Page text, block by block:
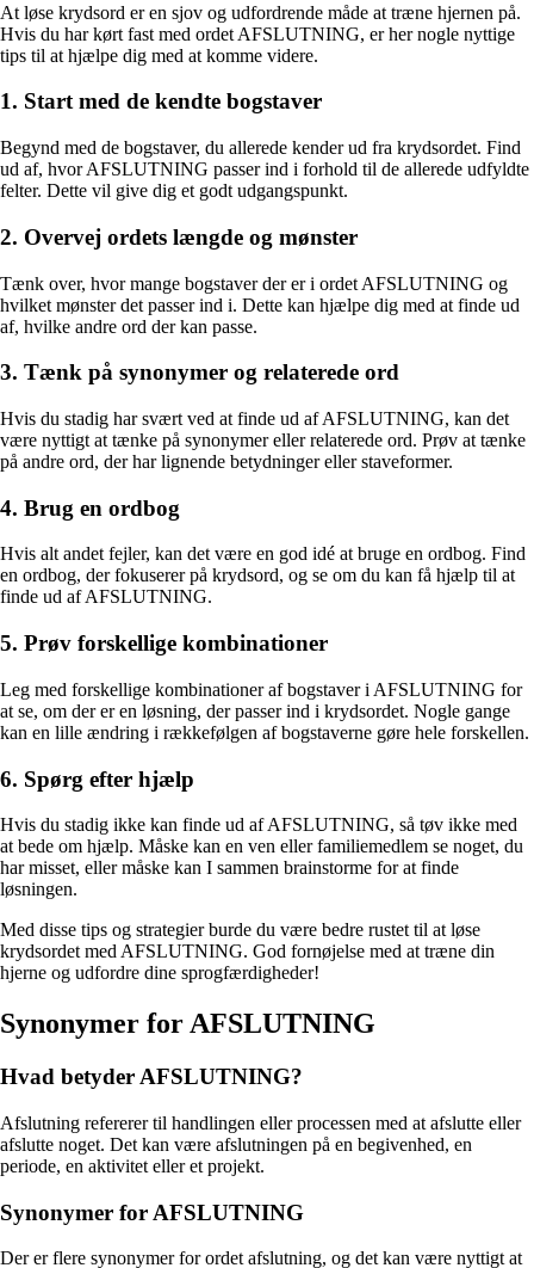
At løse krydsord er en sjov og udfordrende måde at træne hjernen på.
Hvis du har kørt fast med ordet AFSLUTNING, er her nogle nyttige
tips til at hjælpe dig med at komme videre.
1. Start med de kendte bogstaver
Begynd med de bogstaver, du allerede kender ud fra krydsordet. Find
ud af, hvor AFSLUTNING passer ind i forhold til de allerede udfyldte
felter. Dette vil give dig et godt udgangspunkt.
2. Overvej ordets længde og mønster
Tænk over, hvor mange bogstaver der er i ordet AFSLUTNING og
hvilket mønster det passer ind i. Dette kan hjælpe dig med at finde ud
af, hvilke andre ord der kan passe.
3. Tænk på synonymer og relaterede ord
Hvis du stadig har svært ved at finde ud af AFSLUTNING, kan det
være nyttigt at tænke på synonymer eller relaterede ord. Prøv at tænke
på andre ord, der har lignende betydninger eller staveformer.
4. Brug en ordbog
Hvis alt andet fejler, kan det være en god idé at bruge en ordbog. Find
en ordbog, der fokuserer på krydsord, og se om du kan få hjælp til at
finde ud af AFSLUTNING.
5. Prøv forskellige kombinationer
Leg med forskellige kombinationer af bogstaver i AFSLUTNING for
at se, om der er en løsning, der passer ind i krydsordet. Nogle gange
kan en lille ændring i rækkefølgen af bogstaverne gøre hele forskellen.
6. Spørg efter hjælp
Hvis du stadig ikke kan finde ud af AFSLUTNING, så tøv ikke med
at bede om hjælp. Måske kan en ven eller familiemedlem se noget, du
har misset, eller måske kan I sammen brainstorme for at finde
løsningen.
Med disse tips og strategier burde du være bedre rustet til at løse
krydsordet med AFSLUTNING. God fornøjelse med at træne din
hjerne og udfordre dine sprogfærdigheder!
Synonymer for AFSLUTNING
Hvad betyder AFSLUTNING?
Afslutning refererer til handlingen eller processen med at afslutte eller
afslutte noget. Det kan være afslutningen på en begivenhed, en
periode, en aktivitet eller et projekt.
Synonymer for AFSLUTNING
Der er flere synonymer for ordet afslutning, og det kan være nyttigt at